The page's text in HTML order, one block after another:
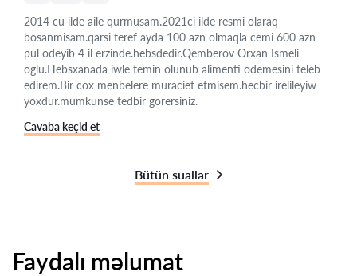
2014 cu ilde aile qurmusam.2021ci ilde resmi olaraq
bosanmisam.qarsi teref ayda 100 azn olmaqla cemi 600 azn
pul odeyib 4 il erzinde.hebsdedir.Qemberov Orxan Ismeli
oglu.Hebsxanada iwle temin olunub alimenti odemesini teleb
edirem.Bir cox menbelere muraciet etmisem.hecbir irelileyiw
yoxdur.mumkunse tedbir gorersiniz.
Cavaba keçid et
Bütün suallar
Faydalı məlumat